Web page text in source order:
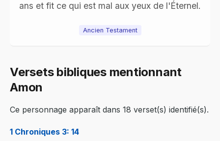
ans et fit ce qui est mal aux yeux de l'Éternel.
Ancien Testament
Versets bibliques mentionnant
Amon
Ce personnage apparaît dans 18 verset(s) identifié(s).
1 Chroniques 3: 14